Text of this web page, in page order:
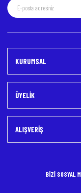
KURUMSAL
ÜYELİK
ALIŞVERİŞ
BİZİ SOSYAL